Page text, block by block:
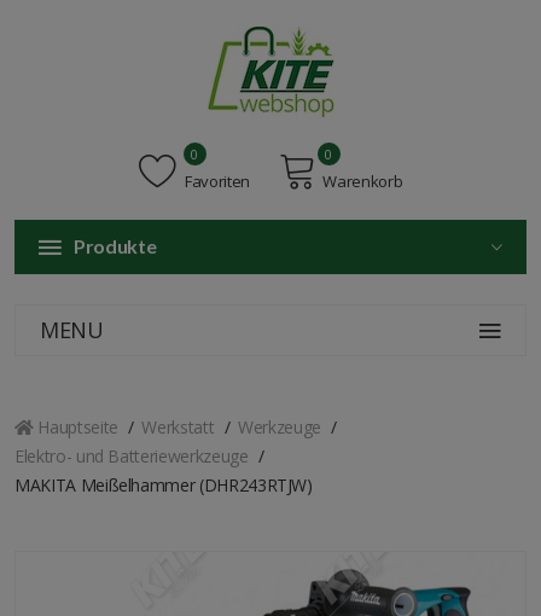
Favoriten
0
Warenkorb
0
Produkte
MENU
Hauptseite Werkstatt
Werkzeuge
Elektro- und Batteriewerkzeuge
MAKITA Meißelhammer (DHR243RTJW)